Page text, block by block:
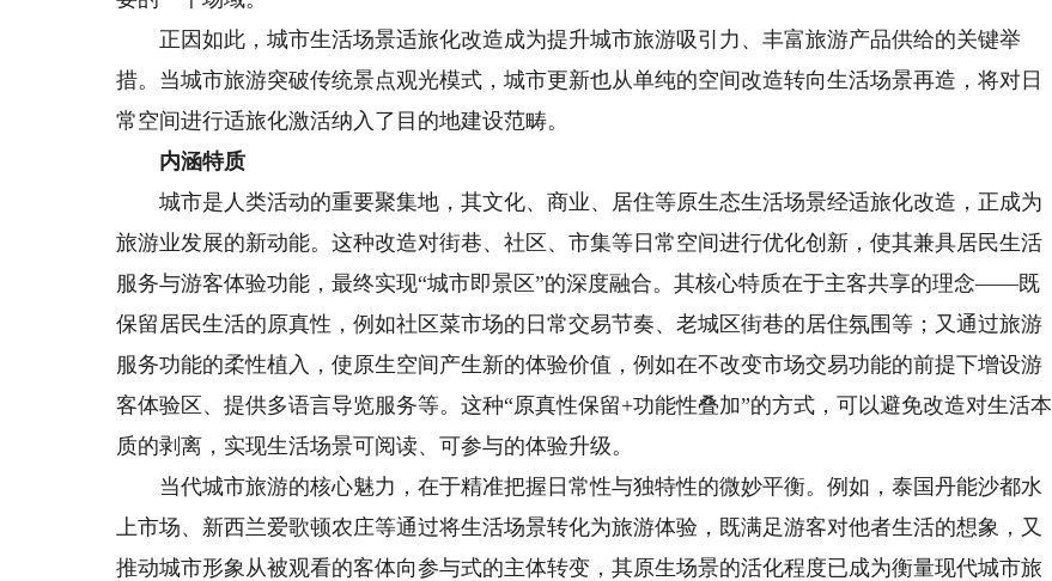
正因如此，城市生活场景适旅化改造成为提升城市旅游吸引力、丰富旅游产品供给的关键举
措。当城市旅游突破传统景点观光模式，城市更新也从单纯的空间改造转向生活场景再造，将对日
常空间进行适旅化激活纳入了目的地建设范畴。
内涵特质
城市是人类活动的重要聚集地，其文化、商业、居住等原生态生活场景经适旅化改造，正成为
旅游业发展的新动能。这种改造对街巷、社区、市集等日常空间进行优化创新，使其兼具居民生活
服务与游客体验功能，最终实现“城市即景区”的深度融合。其核心特质在于主客共享的理念——既
保留居民生活的原真性，例如社区菜市场的日常交易节奏、老城区街巷的居住氛围等；又通过旅游
服务功能的柔性植入，使原生空间产生新的体验价值，例如在不改变市场交易功能的前提下增设游
客体验区、提供多语言导览服务等。这种“原真性保留+功能性叠加”的方式，可以避免改造对生活本
质的剥离，实现生活场景可阅读、可参与的体验升级。
当代城市旅游的核心魅力，在于精准把握日常性与独特性的微妙平衡。例如，泰国丹能沙都水
上市场、新西兰爱歌顿农庄等通过将生活场景转化为旅游体验，既满足游客对他者生活的想象，又
推动城市形象从被观看的客体向参与式的主体转变，其原生场景的活化程度已成为衡量现代城市旅